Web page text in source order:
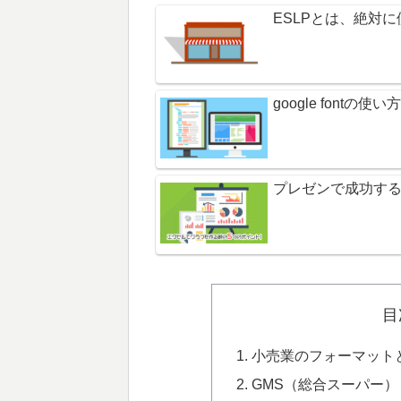
ESLPとは、絶対
google fontの使い
プレゼンで成功す
小売業のフォーマット
GMS（総合スーパー）